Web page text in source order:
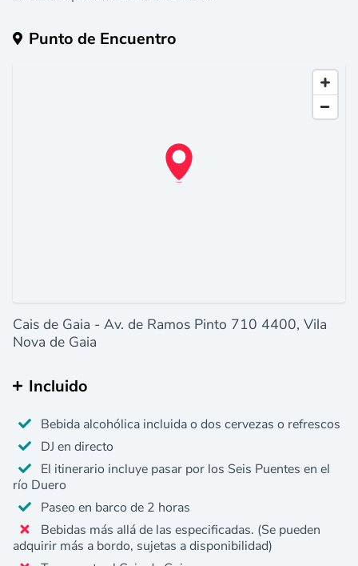
Punto de Encuentro
Cais de Gaia - Av. de Ramos Pinto 710 4400, Vila
Nova de Gaia
Incluido
Bebida alcohólica incluida o dos cervezas o refrescos
DJ en directo
El itinerario incluye pasar por los Seis Puentes en el
río Duero
Paseo en barco de 2 horas
Bebidas más allá de las especificadas. (Se pueden
adquirir más a bordo, sujetas a disponibilidad)